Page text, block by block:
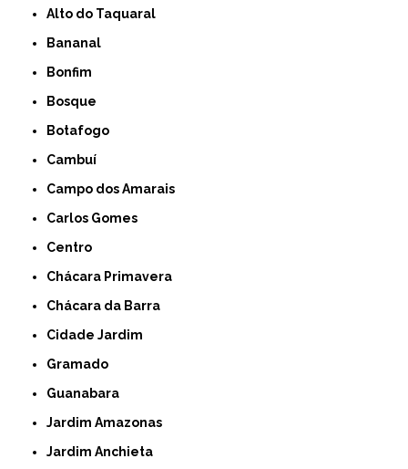
Alto do Taquaral
Bananal
Bonfim
Bosque
Botafogo
Cambuí
Campo dos Amarais
Carlos Gomes
Centro
Chácara Primavera
Chácara da Barra
Cidade Jardim
Gramado
Guanabara
Jardim Amazonas
Jardim Anchieta